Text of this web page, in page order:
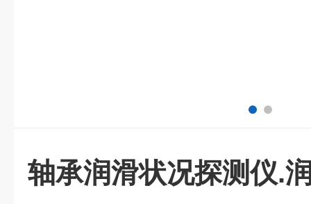
轴承润滑状况探测仪.